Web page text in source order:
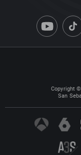
Copyright
San